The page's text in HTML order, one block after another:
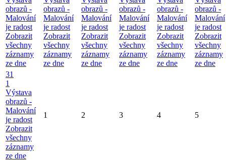
obrazů -
Malování
je radost
Zobrazit
všechny
záznamy
ze dne
obrazů -
Malování
je radost
Zobrazit
všechny
záznamy
ze dne
obrazů -
Malování
je radost
Zobrazit
všechny
záznamy
ze dne
obrazů -
Malování
je radost
Zobrazit
všechny
záznamy
ze dne
obrazů -
Malování
je radost
Zobrazit
všechny
záznamy
ze dne
obrazů -
Malování
je radost
Zobrazit
všechny
záznamy
ze dne
31
1
Výstava
obrazů -
Malování
je radost
Zobrazit
všechny
záznamy
ze dne
1 2 3 4 5